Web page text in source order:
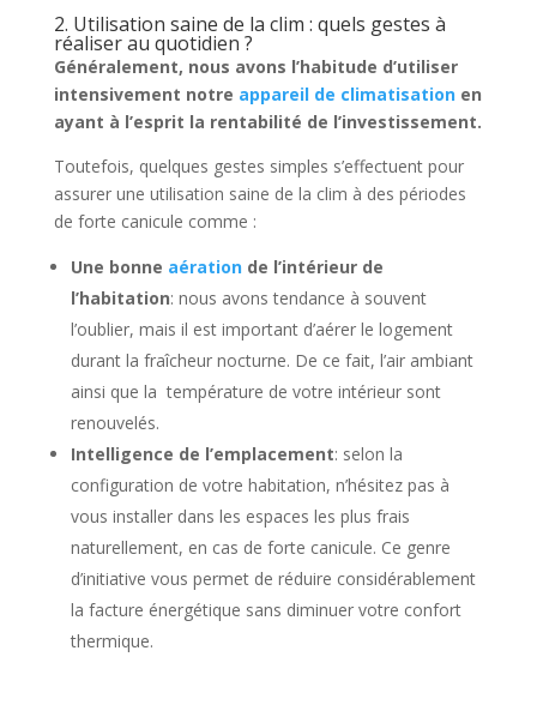
2. Utilisation saine de la clim : quels gestes à
réaliser au quotidien ?
Généralement, nous avons l’habitude d’utiliser
intensivement notre appareil de climatisationen
ayant à l’esprit la rentabilité de l’investissement.
Toutefois, quelques gestes simples s’effectuent pour
assurer une utilisation saine de la clim à des périodes
de forte canicule comme :
Une bonne aérationde l’intérieur de
l’habitation: nous avons tendance à souvent
l’oublier, mais il est important d’aérer le logement
durant la fraîcheur nocturne. De ce fait, l’air ambiant
ainsi que la température de votre intérieur sont
renouvelés.
Intelligence de l’emplacement: selon la
configuration de votre habitation, n’hésitez pas à
vous installer dans les espaces les plus frais
naturellement, en cas de forte canicule. Ce genre
d’initiative vous permet de réduire considérablement
la facture énergétique sans diminuer votre confort
thermique.